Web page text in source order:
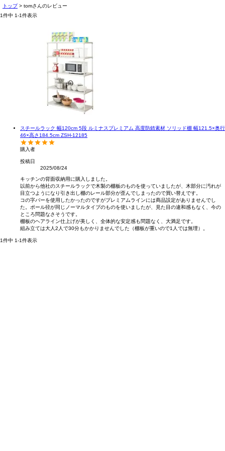
トップ
tomさんのレビュー
1件中 1-1件表示
スチールラック 幅120cm 5段 ルミナスプレミアム 高度防錆素材 ソリッド棚 幅121.5×奥行
46×高さ184.5cm ZSH-12185
購入者
投稿日
2025/08/24
キッチンの背面収納用に購入しました。
以前から他社のスチールラックで木製の棚板のものを使っていましたが、木部分に汚れが
目立つようになり引き出し棚のレール部分が歪んでしまったので買い替えです。
コの字バーを使用したかったのですがプレミアムラインには商品設定がありませんでし
た。ポール径が同じノーマルタイプのものを使いましたが、見た目の違和感もなく、今の
ところ問題なさそうです。
棚板のヘアライン仕上げが美しく、全体的な安定感も問題なく、大満足です。
組み立ては大人2人で30分もかかりませんでした（棚板が重いので1人では無理）。
1件中 1-1件表示